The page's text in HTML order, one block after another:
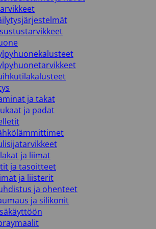
ja takat
ja padat
ja liimat
ja tasoitteet
ja liisterit
ja ohenteet
ja silikonit